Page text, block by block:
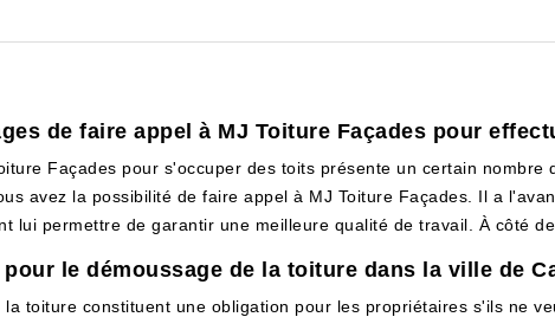
de faire appel à MJ Toiture Façades pour
Façades pour s'occuper des toits présente un certain
avez la possibilité de faire appel à MJ Toiture Façades. Il a
lui permettre de garantir une meilleure qualité de travail. À côté
le démoussage de la toiture dans la ville de
toiture constituent une obligation pour les propriétaires s'ils ne